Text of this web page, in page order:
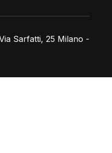
Sarfatti, 25 Milano -